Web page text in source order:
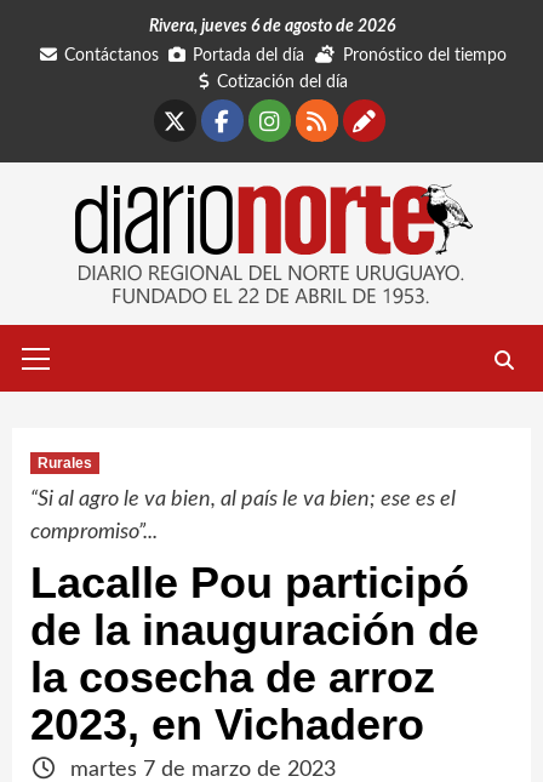
Rivera, jueves 6 de agosto de 2026
Contáctanos
Portada del día
Pronóstico del tiempo
Cotización del día
Facebook
Instagram
RSSContáctanos
primario
Rurales
“Si al agro le va bien, al país le va bien; ese es el
compromiso”...
Lacalle Pou participó
de la inauguración de
la cosecha de arroz
2023, en Vichadero
martes 7 de marzo de 2023